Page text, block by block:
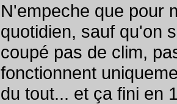
N'empeche que pour
quotidien, sauf qu'on
coupé pas de clim,
fonctionnent
du tout... et ça fini en